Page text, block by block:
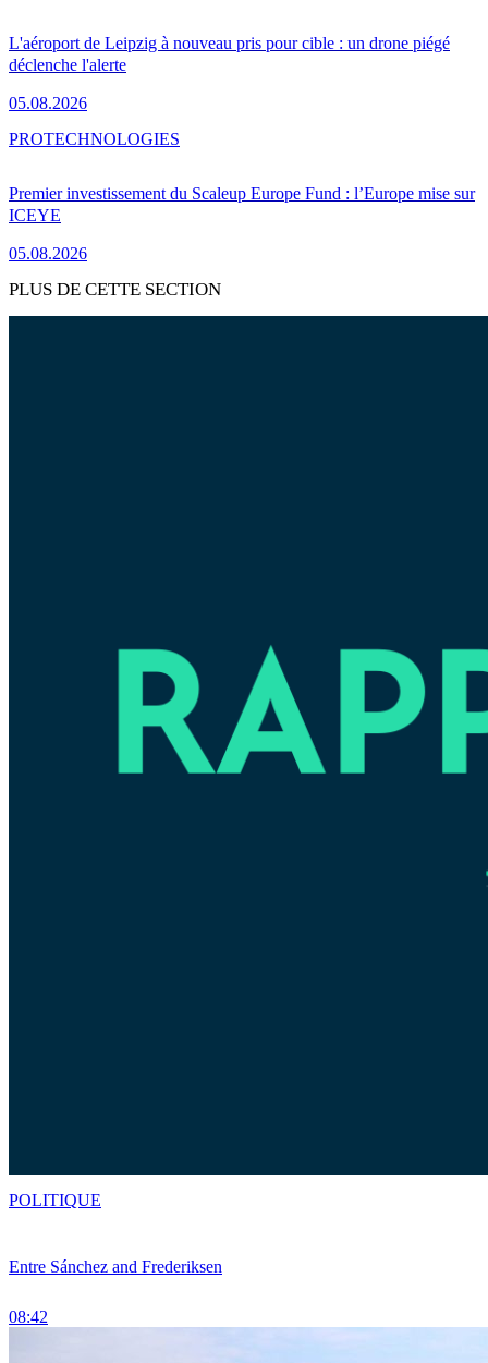
L'aéroport de Leipzig à nouveau pris pour cible : un drone piégé
déclenche l'alerte
05.08.2026
Premier investissement du Scaleup Europe Fund : l’Europe mise sur
ICEYE
05.08.2026
PROTECHNOLOGIES
PLUS DE CETTE SECTION
Entre Sánchez and Frederiksen
08:42
POLITIQUE